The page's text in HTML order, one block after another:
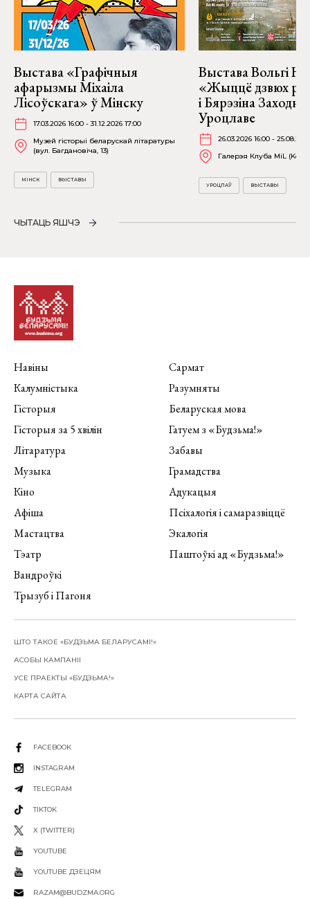
Выстава «Графічныя
афарызмы Міхаіла
Лісоўскага» ў Мінску
17.03.2026 16:00 - 31.12.2026 17:00
Музей гісторыі беларускай літаратуры
(вул. Багдановіча, 13)
МІНСК ВЫСТАВЫ
Выстава Вольгі
«Жыццё дзвюх
і Бярэзіна
Уроцлаве
26.03.2026 16:00 -
Галерэя Клуба MiL
УРОЦЛАЎ ВЫСТАВЫ
ЧЫТАЦЬ ЯШЧЭ
Навіны
Калумністыка
Гісторыя
Гісторыя за 5 хвілін
Літаратура
Музыка
Кіно
Афіша
Мастацтва
Тэатр
Вандроўкі
Трызуб і Пагоня
Сармат
Разумняты
Беларуская мова
Гатуем з «Будзьма!»
Забавы
Грамадства
Адукацыя
Псіхалогія і самаразвіццё
Экалогія
Паштоўкі ад «Будзьма!»
ШТО ТАКОЕ «БУДЗЬМА БЕЛАРУСАМІ!»
АСОБЫ КАМПАНІІ
УСЕ ПРАЕКТЫ «БУДЗЬМА!»
КАРТА САЙТА
FACEBOOK
INSTAGRAM
TELEGRAM
TIKTOK
X (TWITTER)
YOUTUBE
YOUTUBE ДЗЕЦЯМ
RAZAM@BUDZMA.ORG